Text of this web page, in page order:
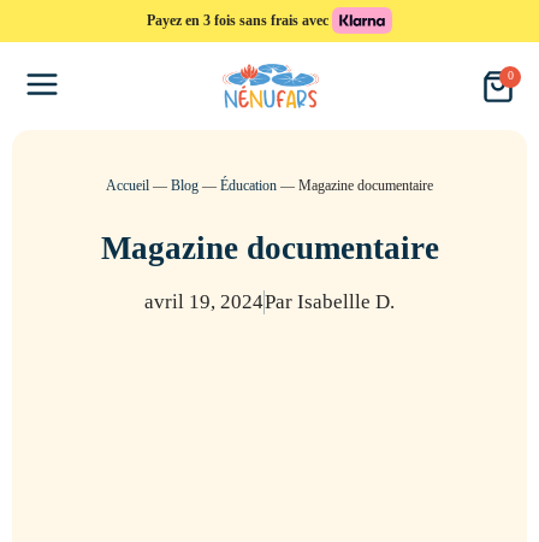
Payez en 3 fois sans frais avec
0
Accueil — Blog — Éducation — Magazine documentaire
Magazine documentaire
avril 19, 2024Par Isabellle D.